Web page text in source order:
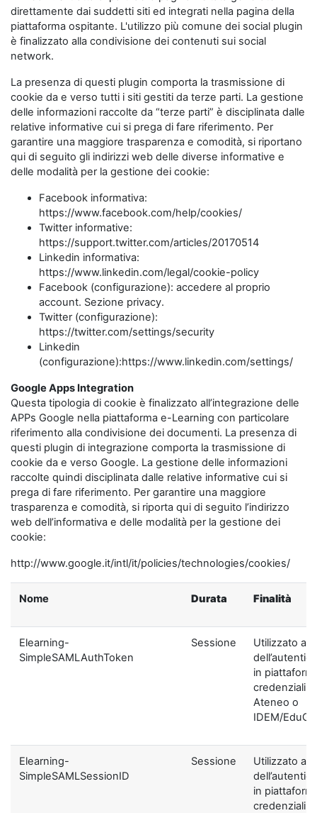
direttamente dai suddetti siti ed integrati nella pagina della
piattaforma ospitante. L'utilizzo più comune dei social plugin
è finalizzato alla condivisione dei contenuti sui social
network.
La presenza di questi plugin comporta la trasmissione di
cookie da e verso tutti i siti gestiti da terze parti. La gestione
delle informazioni raccolte da “terze parti” è disciplinata dalle
relative informative cui si prega di fare riferimento. Per
garantire una maggiore trasparenza e comodità, si riportano
qui di seguito gli indirizzi web delle diverse informative e
delle modalità per la gestione dei cookie:
Facebook informativa:
https://www.facebook.com/help/cookies/
Twitter informative:
https://support.twitter.com/articles/20170514
Linkedin informativa:
https://www.linkedin.com/legal/cookie-policy
Facebook (configurazione): accedere al proprio
account. Sezione privacy.
Twitter (configurazione):
https://twitter.com/settings/security
Linkedin
(configurazione):https://www.linkedin.com/settings/
Google Apps Integration
Questa tipologia di cookie è finalizzato all’integrazione delle
APPs Google nella piattaforma e-Learning con particolare
riferimento alla condivisione dei documenti. La presenza di
questi plugin di integrazione comporta la trasmissione di
cookie da e verso Google. La gestione delle informazioni
raccolte quindi disciplinata dalle relative informative cui si
prega di fare riferimento. Per garantire una maggiore
trasparenza e comodità, si riporta qui di seguito l’indirizzo
web dell’informativa e delle modalità per la gestione dei
cookie:
http://www.google.it/intl/it/policies/technologies/cookies/
Nome Durata Finalità
Elearning-
SimpleSAMLAuthToken
Sessione
Utilizzato ai
in
credenziali di
Ateneo o
IDEM/
Elearning-
SimpleSAMLSessionID
Sessione
Utilizzato ai
in
credenziali di